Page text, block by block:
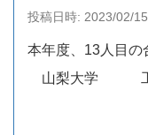
投稿日時: 2023/02/15
本年度、13人目の
山梨大学 工